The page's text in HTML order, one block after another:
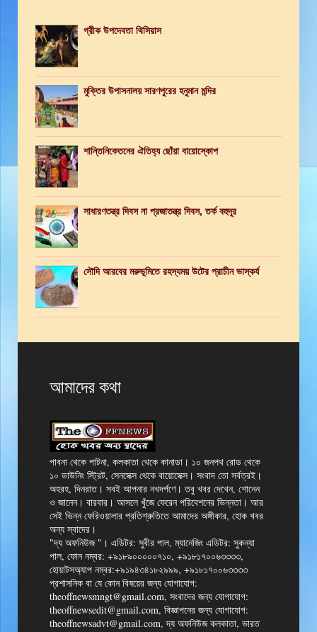
গ্রীক উপদেবতা থিসিয়াস
মুক্তির উপাসনালয় সারণপুরের হনুমান মন্দির
শান্তিনিকেতনের ঐতিহ্য ছোঁয়া বায়োস্কোপ
সাধারণতন্ত্র দিবস না প্রজাতন্ত্র দিবস, তর্ক বহুদূর
সৌদি আরবের মরুভূমিতে রহস্যময় উটের প্রাচীন ভাস্কর্য
আমাদের কথা
পাবনা থেকে পাটনা, কলকাতা থেকে কানাডা। ১০ জনপথ রোড থেকে
১০ ডাউনিং স্ট্রিট, সেনসেক্স থেকে বায়োসেক্স। সংবাদ তো সর্বত্রই।
অহরহ, দিনরাত। সবই আপনার নখদর্পণে। তবু খবর দেখেন, শোনেন
ও জানেন। বারবার। আসলে খুঁজে ফেরেন পরিবেশনের ভিন্নতা। আর
সেই ভিন্ন ফেরিওয়ালার প্রতিশ্রুতিতে আমাদের অঙ্গীকার, হোক খবর
অন্য স্বাদের।
"দ্য অফনিউজ "। এডিটর: সুবীর পাল, ম্যানেজিং এডিটর: সুকন্যা
পাল, ফোন নম্বর: +৯১৮৯০০০০০৭১০, +৯১৮১৭০০৬৩৩৩৩,
হোয়াটসঅ্যাপ নম্বর:+৯১৯৪৩৪১৮২৯৯৯, +৯১৮১৭০০৬৩৩৩৩
প্রশাসনিক বা যে কোন বিষয়ের জন্য যোগাযোগ:
theoffnewsmngt@gmail.com, সংবাদের জন্য যোগাযোগ:
theoffnewsedit@gmail.com, বিজ্ঞাপনের জন্য যোগাযোগ:
theoffnewsadvt@gmail.com, দ্য অফনিউজ কলকাতা, ভারত